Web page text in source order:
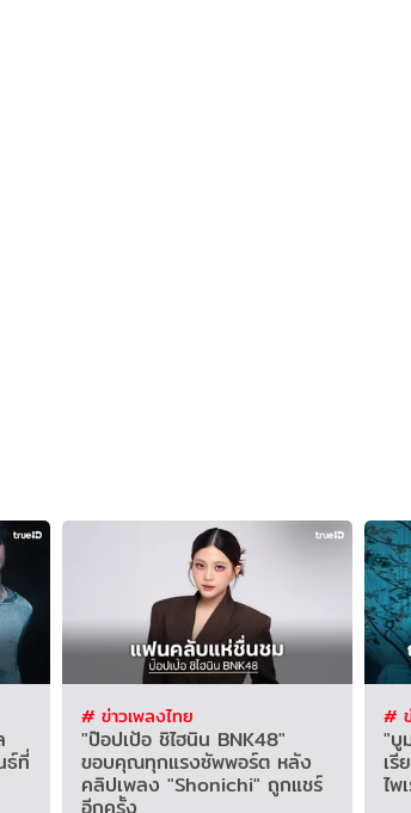
ธ์ที่
# ข่าวเพลงไทย
"ป๊อปเป้อ ชิไฮนิน BNK48"
ขอบคุณทุกแรงซัพพอร์ต หลัง
คลิปเพลง "Shonichi" ถูกแชร์
#
"บู
เ
ไพ